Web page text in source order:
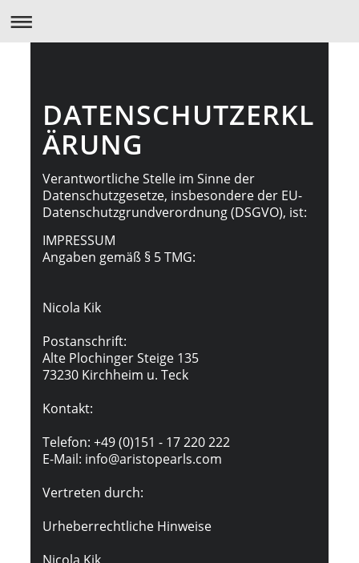
DATENSCHUTZERKL
ÄRUNG
Verantwortliche Stelle im Sinne der
Datenschutzgesetze, insbesondere der EU-
Datenschutzgrundverordnung (DSGVO), ist:
IMPRESSUM
Angaben gemäß § 5 TMG:
Nicola Kik
Postanschrift:
Alte Plochinger Steige 135
73230 Kirchheim u. Teck
Kontakt:
Telefon: +49 (0)151 - 17 220 222
E-Mail: info@aristopearls.com
Vertreten durch:
Urheberrechtliche Hinweise
Nicola Kik